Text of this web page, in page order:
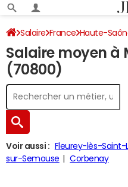
Salaire France Haute-
Salaire moyen à
(70800)
Voir aussi : Fleurey-lès-Saint-
sur-Semouse
Corbenay